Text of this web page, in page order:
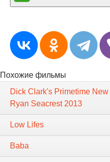
Похожие фильмы
Dick Clark's Primetime
Ryan Seacrest 2013
Low Lifes
Baba